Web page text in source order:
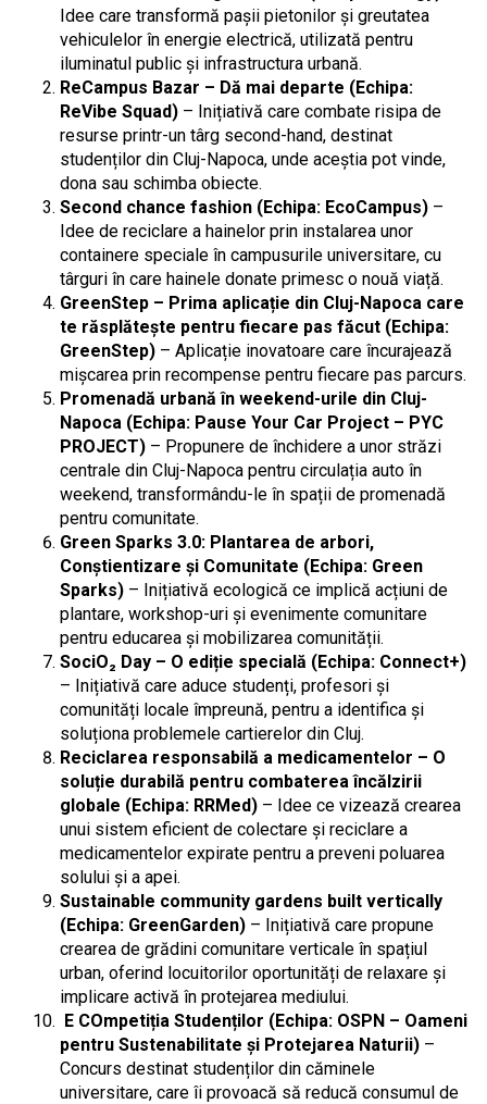
Idee care transformă pașii pietonilor și greutatea
vehiculelor în energie electrică, utilizată pentru
iluminatul public și infrastructura urbană.
ReCampus Bazar – Dă mai departe (Echipa:
ReVibe Squad) – Inițiativă care combate risipa de
resurse printr-un târg second-hand, destinat
studenților din Cluj-Napoca, unde aceștia pot vinde,
dona sau schimba obiecte.
Second chance fashion (Echipa: EcoCampus) –
Idee de reciclare a hainelor prin instalarea unor
containere speciale în campusurile universitare, cu
târguri în care hainele donate primesc o nouă viață.
GreenStep – Prima aplicație din Cluj-Napoca care
te răsplătește pentru fiecare pas făcut (Echipa:
GreenStep) – Aplicație inovatoare care încurajează
mișcarea prin recompense pentru fiecare pas parcurs.
Promenadă urbană în weekend-urile din Cluj-
Napoca (Echipa: Pause Your Car Project – PYC
PROJECT) – Propunere de închidere a unor străzi
centrale din Cluj-Napoca pentru circulația auto în
weekend, transformându-le în spații de promenadă
pentru comunitate.
Green Sparks 3.0: Plantarea de arbori,
Conștientizare și Comunitate (Echipa: Green
Sparks) – Inițiativă ecologică ce implică acțiuni de
plantare, workshop-uri și evenimente comunitare
pentru educarea și mobilizarea comunității.
SociO₂ Day – O ediție specială (Echipa: Connect+)
– Inițiativă care aduce studenți, profesori și
comunități locale împreună, pentru a identifica și
soluționa problemele cartierelor din Cluj.
Reciclarea responsabilă a medicamentelor – O
soluție durabilă pentru combaterea încălzirii
globale (Echipa: RRMed) – Idee ce vizează crearea
unui sistem eficient de colectare și reciclare a
medicamentelor expirate pentru a preveni poluarea
solului și a apei.
Sustainable community gardens built vertically
(Echipa: GreenGarden) – Inițiativă care propune
crearea de grădini comunitare verticale în spațiul
urban, oferind locuitorilor oportunități de relaxare și
implicare activă în protejarea mediului.
E COmpetiția Studenților (Echipa: OSPN – Oameni
pentru Sustenabilitate și Protejarea Naturii) –
Concurs destinat studenților din căminele
universitare, care îi provoacă să reducă consumul de